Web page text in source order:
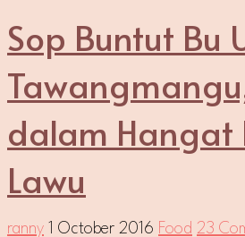
Sop Buntut Bu
dalam Hangat
Lawu
ranny 1 October 2016 Food 23